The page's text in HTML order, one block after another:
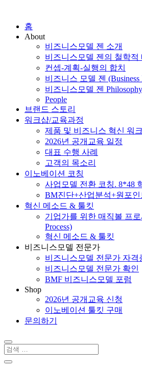
홈
About
비즈니스모델 젠 소개
비즈니스모델 젠의 철학적
컨셉-계획-실행의 합치
비즈니스 모델 젠
비즈니스모델 젠
People
브랜드 스토리
워크샵/교육과정
제품 및 비즈니스 혁신 워
2026년 공개교육 일정
대표 수행 사례
고객의 목소리
이노베이션 코칭
사업모델 전환 코칭. 8*48
BM진단+산업분석+원포인
혁신 메소드 & 툴킷
기업가를 위한 매직볼 프
Process)
혁신 메소드 & 툴킷
비즈니스모델 전문가
비즈니스모델 전문가 자격
비즈니스모델 전문가 확인
BMF 비즈니스모델 포럼
Shop
2026년 공개교육 신청
이노베이션 툴킷 구매
문의하기